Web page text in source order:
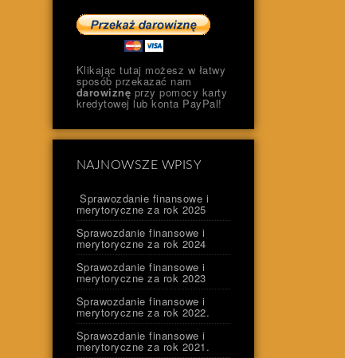
Klikając tutaj możesz w łatwy
sposób przekazać nam
darowiznę przy pomocy karty
kredytowej lub konta PayPal!
NAJNOWSZE WPISY
Sprawozdanie finansowe i
merytoryczne za rok 2025
Sprawozdanie finansowe i
merytoryczne za rok 2024
Sprawozdanie finansowe i
merytoryczne za rok 2023
Sprawozdanie finansowe i
merytoryczne za rok 2022.
Sprawozdanie finansowe i
merytoryczne za rok 2021.